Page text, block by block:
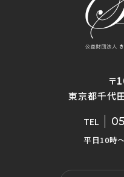
〒
東京都千代
TEL
平日10時